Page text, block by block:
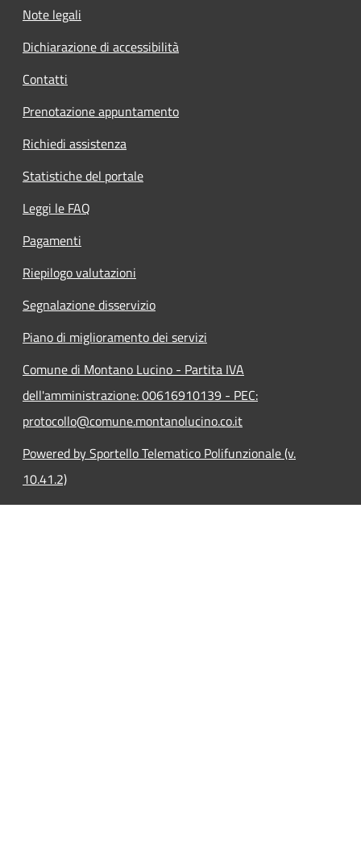
Note legali
Dichiarazione di accessibilità
Contatti
Prenotazione appuntamento
Richiedi assistenza
Statistiche del portale
Leggi le FAQ
Pagamenti
Riepilogo valutazioni
Segnalazione disservizio
Piano di miglioramento dei servizi
Comune di Montano Lucino - Partita IVA
dell'amministrazione: 00616910139 - PEC:
protocollo@comune.montanolucino.co.it
Powered by Sportello Telematico Polifunzionale (v.
10.41.2)